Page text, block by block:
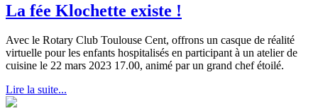
La fée Klochette existe !
Avec le Rotary Club Toulouse Cent, offrons un casque de réalité
virtuelle pour les enfants hospitalisés en participant à un atelier de
cuisine le 22 mars 2023 17.00, animé par un grand chef étoilé.
Lire la suite...